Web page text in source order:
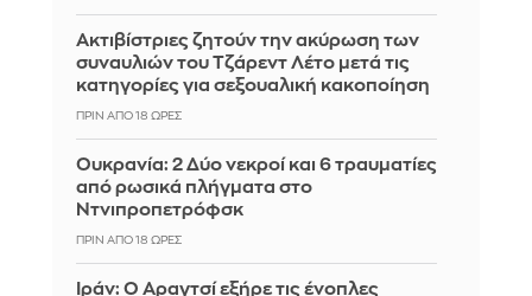
Ακτιβίστριες ζητούν την ακύρωση των
συναυλιών του Τζάρεντ Λέτο μετά τις
κατηγορίες για σεξουαλική κακοποίηση
ΠΡΙΝ ΑΠΌ 18 ΏΡΕΣ
Ουκρανία: 2 Δύο νεκροί και 6 τραυματίες
από ρωσικά πλήγματα στο
Ντνιπροπετρόφσκ
ΠΡΙΝ ΑΠΌ 18 ΏΡΕΣ
Ιράν: Ο Αραγτσί εξήρε τις ένοπλες